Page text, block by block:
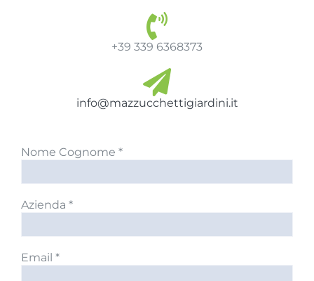
+39 339 6368373
info@mazzucchettigiardini.it
Nome Cognome *
Azienda *
Email *